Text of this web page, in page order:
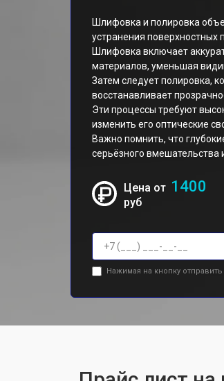
Шлифовка и полировка
устранения поверхностных
Шлифовка включает
материалов, уменьшая
Затем следует полировка,
восстанавливает
Эти процессы требуют
изменить его оптические
Важно помнить, что
серьёзного
Цена от 1400
руб
Нажимая на кнопку